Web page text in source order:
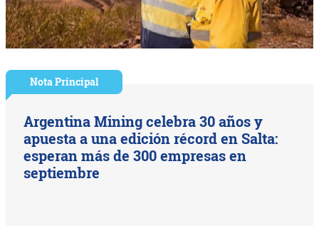
Nota Principal
Argentina Mining celebra 30 años y
apuesta a una edición récord en Salta:
esperan más de 300 empresas en
septiembre